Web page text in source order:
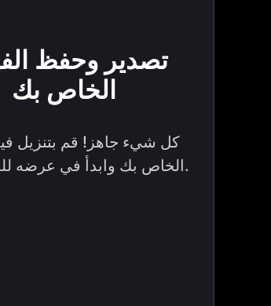
تصدير وحفظ
الخاص بك
كل شيء جاهز! قم بتنزيل
Etsy الخاص بك وابدأ في عرضه للعالم.